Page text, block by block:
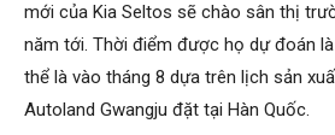
mới của Kia Seltos sẽ chào sân thị
năm tới. Thời điểm được họ dự đoán
thể là vào tháng 8 dựa trên lịch sản
Autoland Gwangju đặt tại Hàn Quốc.